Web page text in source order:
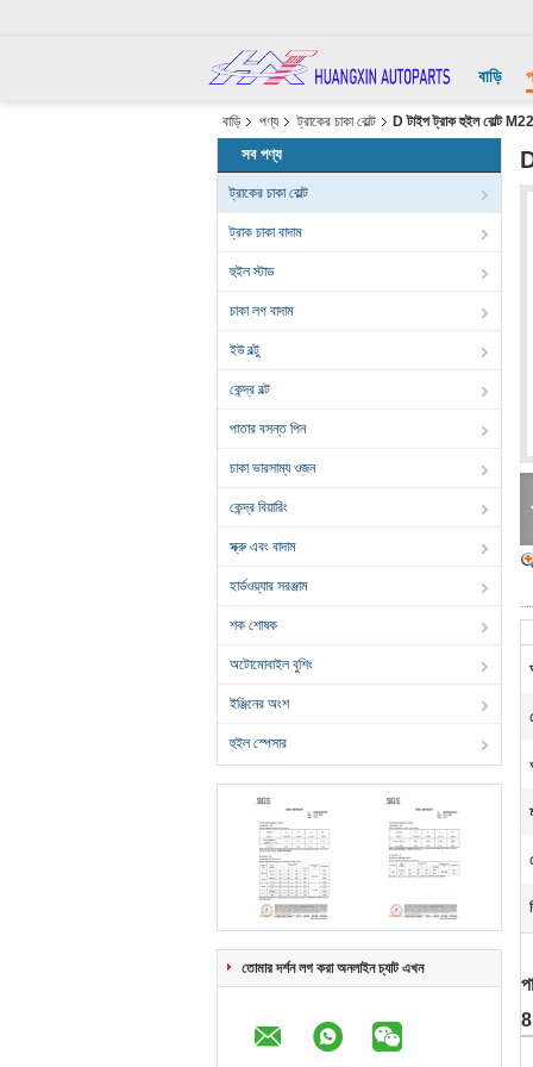
বাড়ি
বাড়ি পণ্য ট্রাকের চাকা বোল্ট D টাইপ ট্রাক হুইল বোল্ট
সব পণ্য
ট্রাকের চাকা বোল্ট
ট্রাক চাকা বাদাম
হুইল স্টাড
চাকা লগ বাদাম
ইউ বল্টু
কেন্দ্র বল্ট
পাতার বসন্ত পিন
চাকা ভারসাম্য ওজন
কেন্দ্র বিয়ারিং
স্ক্রু এবং বাদাম
হার্ডওয়্যার সরঞ্জাম
শক শোষক
অটোমোবাইল বুশিং
ইঞ্জিনের অংশ
হুইল স্পেসার
তোমার দর্শন লগ করা অনলাইন চ্যাট এখন